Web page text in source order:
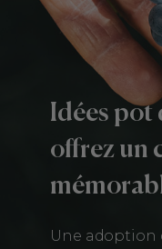
Idées pot
offrez un
Une adoption